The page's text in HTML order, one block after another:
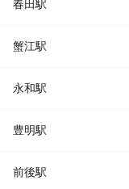
春田駅
蟹江駅
永和駅
豊明駅
前後駅